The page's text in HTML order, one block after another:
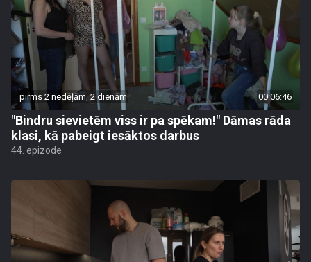
pirms 2 nedēļām, 2 dienām 00:06:46
"Bindru sievietēm viss ir pa spēkam!" Dāmas rāda
klasi, kā pabeigt iesāktos darbus
44. epizode